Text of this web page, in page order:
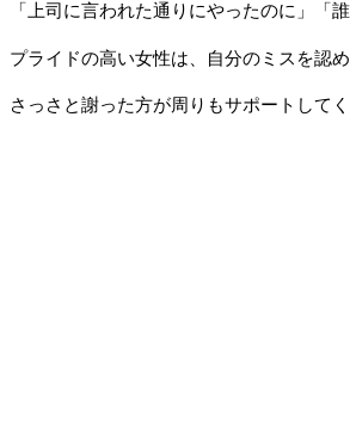
「上司に言われた通りにやったのに」「
プライドの高い女性は、自分のミスを認
さっさと謝った方が周りもサポートしてく